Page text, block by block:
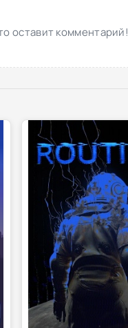
оставит комментарий!